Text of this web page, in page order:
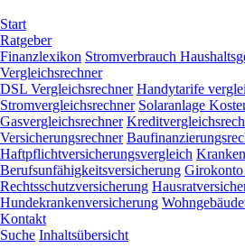
Navigation
überspringen
Start
Ratgeber
Finanzlexikon Stromverbrauch
Vergleichsrechner
DSL Vergleichsrechner Handytarife
Stromvergleichsrechner Solaranlage
Gasvergleichsrechner
Versicherungsrechner
Haftpflichtversicherungsvergleich
Berufsunfähigkeitsversicherung
Rechtsschutzversicherung
Hundekrankenversicherung
Kontakt
Suche Inhaltsübersicht